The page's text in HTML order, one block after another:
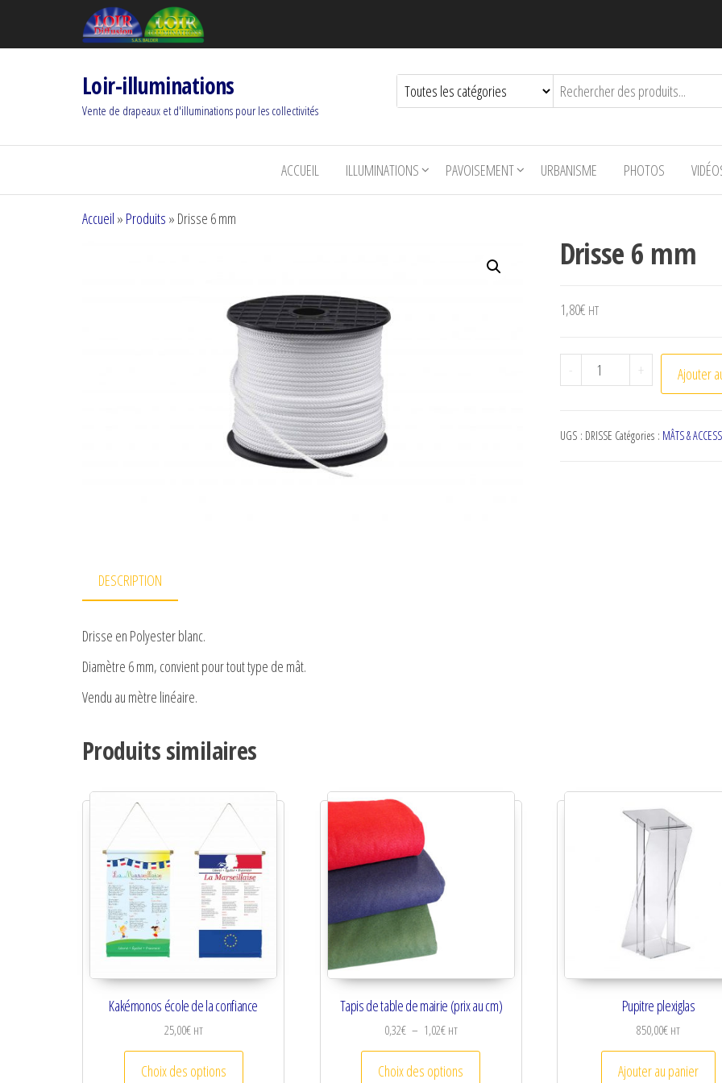
Loir-illuminations
Vente de drapeaux et d'illuminations pour les collectivités
ACCUEIL ILLUMINATIONS PAVOISEMENT URBANISME PHOTOS
Accueil » Produits » Drisse 6 mm
Drisse 6 mm
1,80€ HT
- quantité de Drisse 6 mm
+ Ajouter
UGS : DRISSE Catégories : MÂTS &
DESCRIPTION
Drisse en Polyester blanc.
Diamètre 6 mm, convient pour tout type de mât.
Vendu au mètre linéaire.
Produits similaires
Kakémonos école de la confiance
25,00€ HT
Choix des options
Ce produit a plusieurs variations. Les options peuvent être choisies sur la page du produit
Tapis de table de mairie (prix au cm)
0,32€ – 1,02€Plage de prix : 0,32€ à 1,02€
HT
Choix des options
Ce produit a plusieurs variations. Les options
Pupitre plexiglas
850,00€ HT
Ajouter au panier